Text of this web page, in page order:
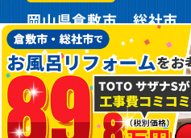
岡山県倉敷市、総社市
プライバシーポリシー
2026カスケホーム